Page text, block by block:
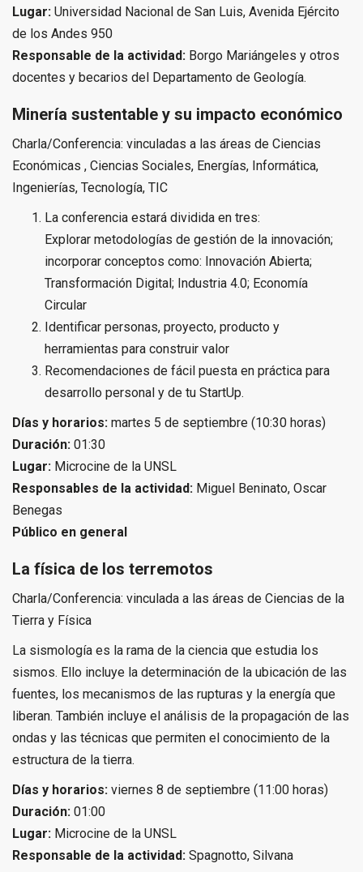
Lugar: Universidad Nacional de San Luis, Avenida Ejército
de los Andes 950
Responsable de la actividad: Borgo Mariángeles y otros
docentes y becarios del Departamento de Geología.
Minería sustentable y su impacto económico
Charla/Conferencia: vinculadas a las áreas de Ciencias
Económicas , Ciencias Sociales, Energías, Informática,
Ingenierías, Tecnología, TIC
La conferencia estará dividida en tres:
Explorar metodologías de gestión de la innovación;
incorporar conceptos como: Innovación Abierta;
Transformación Digital; Industria 4.0; Economía
Circular
Identificar personas, proyecto, producto y
herramientas para construir valor
Recomendaciones de fácil puesta en práctica para
desarrollo personal y de tu StartUp.
Días y horarios: martes 5 de septiembre (10:30 horas)
Duración: 01:30
Lugar: Microcine de la UNSL
Responsables de la actividad: Miguel Beninato, Oscar
Benegas
Público en general
La física de los terremotos
Charla/Conferencia: vinculada a las áreas de Ciencias de la
Tierra y Física
La sismología es la rama de la ciencia que estudia los
sismos. Ello incluye la determinación de la ubicación de las
fuentes, los mecanismos de las rupturas y la energía que
liberan. También incluye el análisis de la propagación de las
ondas y las técnicas que permiten el conocimiento de la
estructura de la tierra.
Días y horarios: viernes 8 de septiembre (11:00 horas)
Duración: 01:00
Lugar: Microcine de la UNSL
Responsable de la actividad: Spagnotto, Silvana